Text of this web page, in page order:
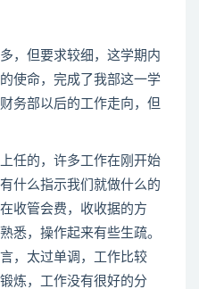
但要求较细，这学期内
使命，完成了我部这一学
务部以后的工作走向，但
的，许多工作在刚开始
什么指示我们就做什么的
收管会费，收收据的方
悉，操作起来有些生疏。
，太过单调，工作比较
炼，工作没有很好的分